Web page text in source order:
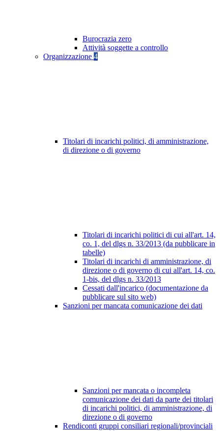
Burocrazia zero
Attività soggette a controllo
Organizzazione 4
Titolari di incarichi politici, di amministrazione,
di direzione o di governo
Titolari di incarichi politici di cui all'art. 14,
co. 1, del dlgs n. 33/2013 (da pubblicare in
tabelle)
Titolari di incarichi di amministrazione, di
direzione o di governo di cui all'art. 14, co.
1-bis, del dlgs n. 33/2013
Cessati dall'incarico (documentazione da
pubblicare sul sito web)
Sanzioni per mancata comunicazione dei dati
Sanzioni per mancata o incompleta
comunicazione dei dati da parte dei titolari
di incarichi politici, di amministrazione, di
direzione o di governo
Rendiconti gruppi consiliari regionali/provinciali